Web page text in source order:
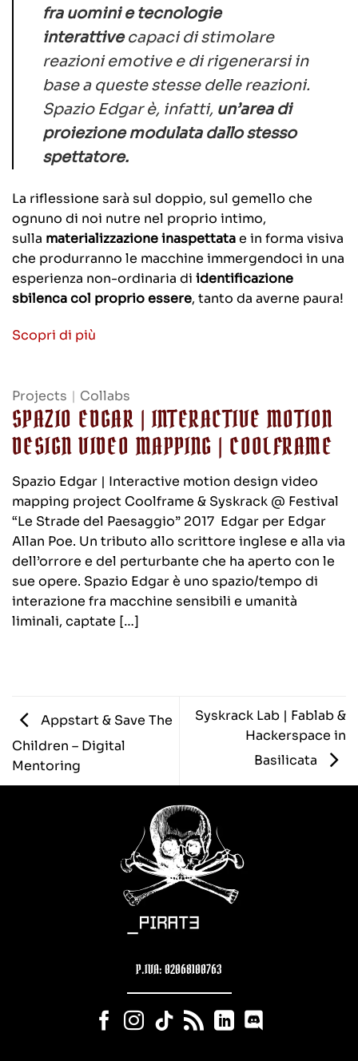
fra uomini e tecnologie
interattivecapaci di stimolare
reazioni emotive e di rigenerarsi in
base a queste stesse delle reazioni.
Spazio Edgar è, infatti, un’area di
proiezione modulata dallo stesso
spettatore.
La riflessione sarà sul doppio, sul gemello che
ognuno di noi nutre nel proprio intimo,
sulla materializzazione inaspettatae in forma visiva
che produrranno le macchine immergendoci in una
esperienza non-ordinaria di identificazione
sbilenca col proprio essere, tanto da averne paura!
Scopri di più
Projects | Collabs
SPAZIO EDGAR | INTERACTIVE MOTION
DESIGN VIDEO MAPPING | COOLFRAME
Spazio Edgar | Interactive motion design video
mapping project Coolframe & Syskrack @ Festival
“Le Strade del Paesaggio” 2017 Edgar per Edgar
Allan Poe. Un tributo allo scrittore inglese e alla via
dell’orrore e del perturbante che ha aperto con le
sue opere. Spazio Edgar è uno spazio/tempo di
interazione fra macchine sensibili e umanità
liminali, captate […]
Appstart & Save The
Children – Digital
Mentoring
Syskrack Lab | Fablab &
Hackerspace in
Basilicata
P.IVA: 02068100763